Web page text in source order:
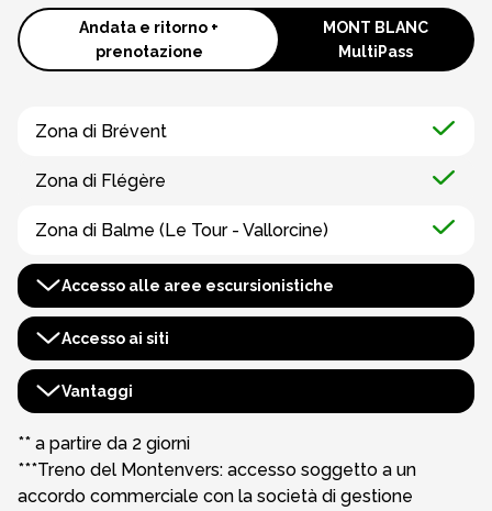
Andata e ritorno +
prenotazione
MONT BLANC
MultiPass
Zona di Brévent
Zona di Flégère
Zona di Balme (Le Tour - Vallorcine)
Accesso alle aree escursionistiche
Zona di Houches-Saint-Gervais
Area dell'Evasion del Monte Bianco
Zona di Saint-Gervais**
Accesso ai siti
Aiguille du Midi
Montenvers - Mer de Glace***
Vantaggi
Opuscolo sui benefici
Esperienza cinematografica immersiva in 4D
** a partire da 2 giorni
***Treno del Montenvers: accesso soggetto a un
accordo commerciale con la società di gestione